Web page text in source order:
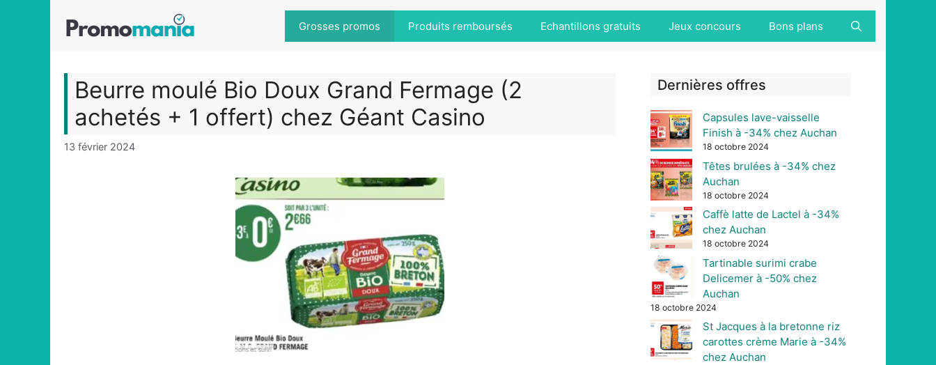
Grosses promos Produits remboursés Echantillons gratuits Jeux concours Bons plans
Beurre moulé Bio Doux Grand Fermage (2
achetés + 1 offert) chez Géant Casino
13 février 2024
Dernières offres
Capsules lave-vaisselle
Finish à -34% chez Auchan
18 octobre 2024
Têtes brulées à -34% chez
Auchan
18 octobre 2024
Caffè latte de Lactel à -34%
chez Auchan
18 octobre 2024
Tartinable surimi crabe
Delicemer à -50% chez
Auchan
18 octobre 2024
St Jacques à la bretonne riz
carottes crème Marie à -34%
chez Auchan